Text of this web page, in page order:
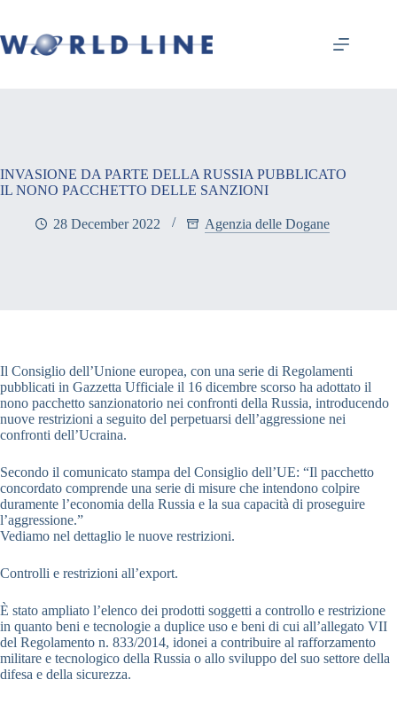
INVASIONE DA PARTE DELLA RUSSIA PUBBLICATO
IL NONO PACCHETTO DELLE SANZIONI
28 December 2022 Agenzia delle Dogane
Il Consiglio dell’Unione europea, con una serie di Regolamenti
pubblicati in Gazzetta Ufficiale il 16 dicembre scorso ha adottato il
nono pacchetto sanzionatorio nei confronti della Russia, introducendo
nuove restrizioni a seguito del perpetuarsi dell’aggressione nei
confronti dell’Ucraina.
Secondo il comunicato stampa del Consiglio dell’UE: “Il pacchetto
concordato comprende una serie di misure che intendono colpire
duramente l’economia della Russia e la sua capacità di proseguire
l’aggressione.”
Vediamo nel dettaglio le nuove restrizioni.
Controlli e restrizioni all’export.
È stato ampliato l’elenco dei prodotti soggetti a controllo e restrizione
in quanto beni e tecnologie a duplice uso e beni di cui all’allegato VII
del Regolamento n. 833/2014, idonei a contribuire al rafforzamento
militare e tecnologico della Russia o allo sviluppo del suo settore della
difesa e della sicurezza.